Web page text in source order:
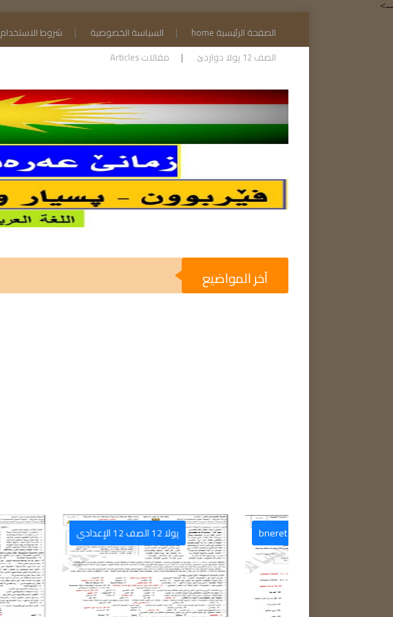
-->
الصفحة الرئيسية home السياسة الخصوصية شروط الاستخدام
الصف 12 پولا دوازدێ
مقالات Articles
آخر المواضيع
پولا 12 الصف 12 الإعدادي قوناغا بنەرەت bneret